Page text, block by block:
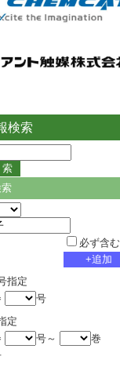
検索
必ず含む
指定
号
定
号～
巻